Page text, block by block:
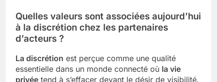
Quelles valeurs sont associées aujourd’hui
à la discrétion chez les partenaires
d’acteurs ?
La discrétion est perçue comme une qualité
essentielle dans un monde connecté où la vie
privée tend à s’effacer devant le désir de visibilité.